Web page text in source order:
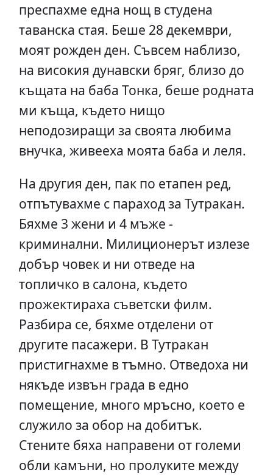
преспахме една нощ в студена
таванска стая. Беше 28 декември,
моят рожден ден. Съвсем наблизо,
на високия дунавски бряг, близо до
къщата на баба Тонка, беше родната
ми къща, където нищо
неподозиращи за своята любима
внучка, живееха моята баба и леля.
На другия ден, пак по етапен ред,
отпътувахме с параход за Тутракан.
Бяхме 3 жени и 4 мъже -
криминални. Милиционерът излезе
добър човек и ни отведе на
топличко в салона, където
прожектираха съветски филм.
Разбира се, бяхме отделени от
другите пасажери. В Тутракан
пристигнахме в тъмно. Отведоха ни
някъде извън града в едно
помещение, много мръсно, което е
служило за обор на добитък.
Стените бяха направени от големи
обли камъни, но пролуките между